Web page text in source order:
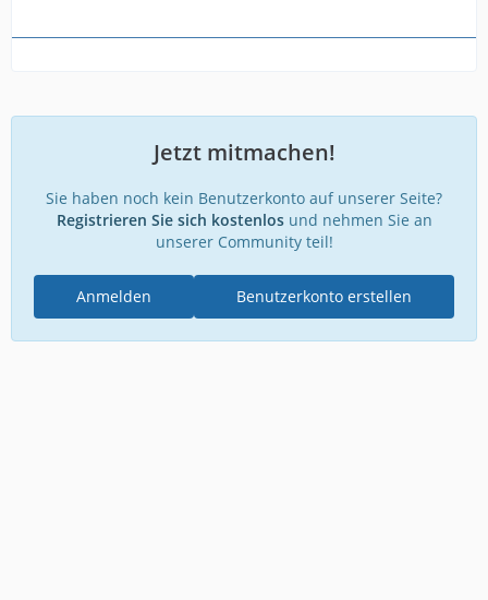
Jetzt mitmachen!
Sie haben noch kein Benutzerkonto auf unserer Seite?
Registrieren Sie sich kostenlosund nehmen Sie an
unserer Community teil!
Benutzerkonto erstellen
Anmelden